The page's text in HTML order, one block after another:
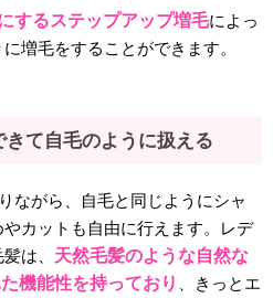
するステップアップ増毛によっ
増毛をすることができます。
て自毛のように扱える
ながら、自毛と同じようにシャ
カットも自由に行えます。レデ
は、 天然毛髪のような自然な
機能性を持っており
、きっとエ